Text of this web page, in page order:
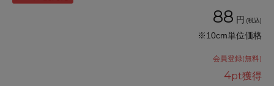
88 円 (税込)
※10cm単位価格
会員登録(無料)
4pt獲得